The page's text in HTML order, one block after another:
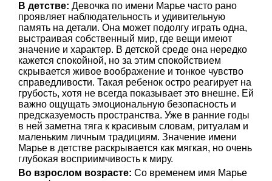
В детстве: Девочка по имени Марье часто рано
проявляет наблюдательность и удивительную
память на детали. Она может подолгу играть одна,
выстраивая собственный мир, где вещи имеют
значение и характер. В детской среде она нередко
кажется спокойной, но за этим спокойствием
скрывается живое воображение и тонкое чувство
справедливости. Такая ребенок остро реагирует на
грубость, хотя не всегда показывает это внешне. Ей
важно ощущать эмоциональную безопасность и
предсказуемость пространства. Уже в ранние годы
в ней заметна тяга к красивым словам, ритуалам и
маленьким личным традициям. Значение имени
Марье в детстве раскрывается как мягкая, но очень
глубокая восприимчивость к миру.
Во взрослом возрасте: Со временем имя Марье